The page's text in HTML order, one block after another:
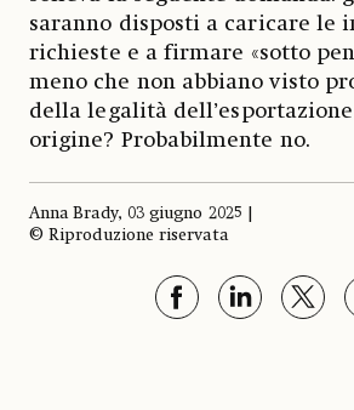
saranno disposti a caricare le
richieste e a firmare «sotto
meno che non abbiano visto
della legalità
origine? Probabilmente no.
Anna Brady, 03 giugno 2025 |
© Riproduzione riservata